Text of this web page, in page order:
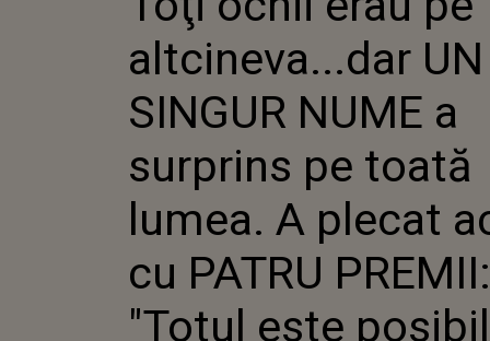
altcineva...dar UN
SINGUR NUME a
surprins pe toată
lumea. A plecat
cu PATRU PREMII:
"Totul este